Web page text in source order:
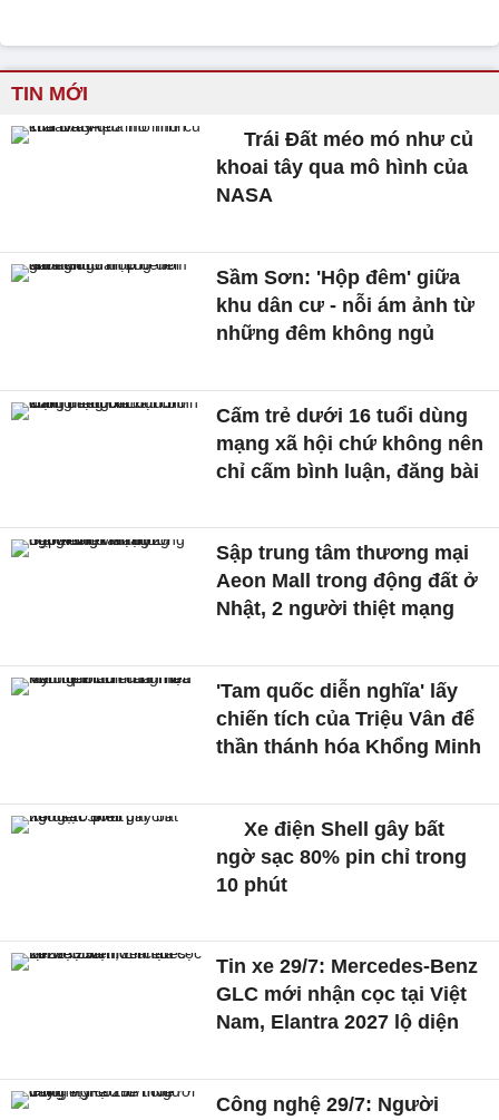
TIN MỚI
Trái Đất méo mó như củ
khoai tây qua mô hình của
NASA
Sầm Sơn: 'Hộp đêm' giữa
khu dân cư - nỗi ám ảnh từ
những đêm không ngủ
Cấm trẻ dưới 16 tuổi dùng
mạng xã hội chứ không nên
chỉ cấm bình luận, đăng bài
Sập trung tâm thương mại
Aeon Mall trong động đất ở
Nhật, 2 người thiệt mạng
'Tam quốc diễn nghĩa' lấy
chiến tích của Triệu Vân để
thần thánh hóa Khổng Minh
Xe điện Shell gây bất
ngờ sạc 80% pin chỉ trong
10 phút
Tin xe 29/7: Mercedes-Benz
GLC mới nhận cọc tại Việt
Nam, Elantra 2027 lộ diện
Công nghệ 29/7: Người